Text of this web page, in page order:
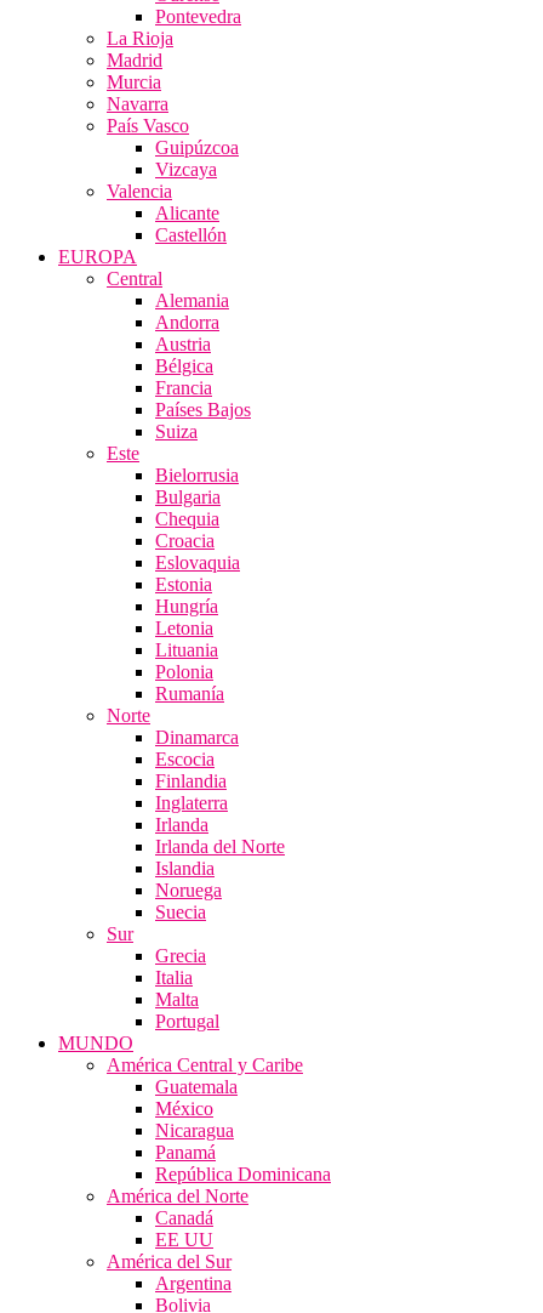
Pontevedra
La Rioja
Madrid
Murcia
Navarra
País Vasco
Guipúzcoa
Vizcaya
Valencia
Alicante
Castellón
EUROPA
Central
Alemania
Andorra
Austria
Bélgica
Francia
Países Bajos
Suiza
Este
Bielorrusia
Bulgaria
Chequia
Croacia
Eslovaquia
Estonia
Hungría
Letonia
Lituania
Polonia
Rumanía
Norte
Dinamarca
Escocia
Finlandia
Inglaterra
Irlanda
Irlanda del Norte
Islandia
Noruega
Suecia
Sur
Grecia
Italia
Malta
Portugal
MUNDO
América Central y Caribe
Guatemala
México
Nicaragua
Panamá
República Dominicana
América del Norte
Canadá
EE UU
América del Sur
Argentina
Bolivia